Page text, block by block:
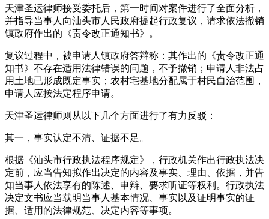
天津圣运律师接受委托后，第一时间对案件进行了全面分析，
并指导当事人向汕头市人民政府提起行政复议，请求依法撤销
镇政府作出的《责令改正通知书》。
复议过程中，被申请人镇政府答辩称：其作出的《责令改正通
知书》不存在适用法律错误的问题，不予撤销；申请人非法占
用土地已形成既定事实；农村宅基地分配属于村民自治范围，
申请人应按法定程序申请。
天津圣运律师则从以下几个方面进行了有力反驳：
其一，事实认定不清、证据不足。
根据《汕头市行政执法程序规定》，行政机关作出行政执法决
定前，应当告知拟作出决定的内容及事实、理由、依据，并告
知当事人依法享有的陈述、申辩、要求听证等权利。行政执法
决定文书应当载明当事人基本情况、事实以及证明事实的证
据、适用的法律规范、决定内容等事项。